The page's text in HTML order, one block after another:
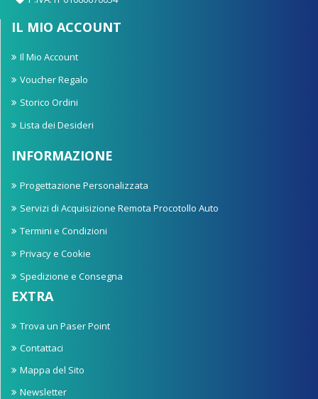
IL MIO ACCOUNT
Il Mio Account
Voucher Regalo
Storico Ordini
Lista dei Desideri
INFORMAZIONE
Progettazione Personalizzata
Servizi di Acquisizione Remota Procotollo Auto
Termini e Condizioni
Privacy e Cookie
Spedizione e Consegna
EXTRA
Trova un Paser Point
Contattaci
Mappa del Sito
Newsletter